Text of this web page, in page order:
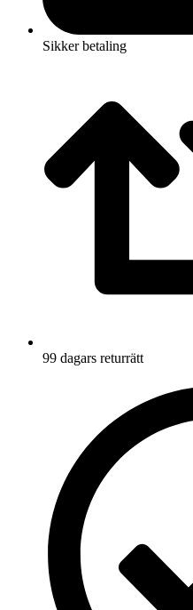
Sikker betaling
99 dagars returrätt